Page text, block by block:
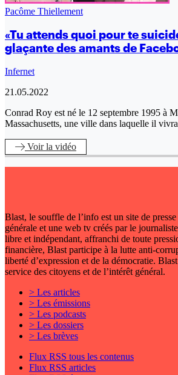
Pacôme Thiellement
«Tu attends quoi pour te
glaçante des amants de
Infernet
21.05.2022
Conrad Roy est né le 12 septembre 1995 à
Massachusetts, une ville dans laquelle il
Voirla vidéo
Blast, le souffle de l’info est un site de
générale et une web tv créés par le
libre et indépendant, affranchi de toute
financière, Blast participe à la lutte anti-
liberté d’expression et de la démocratie.
service des citoyens et de l’intérêt général.
> Les articles
> Les émissions
> Les podcasts
> Les dossiers
> Les brèves
Flux RSS tous les contenus
Flux RSS articles